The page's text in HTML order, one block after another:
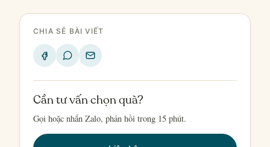
CHIA SẺ BÀI VIẾT
Cần tư vấn chọn quà?
Gọi hoặc nhắn Zalo, phản hồi trong 15 phút.